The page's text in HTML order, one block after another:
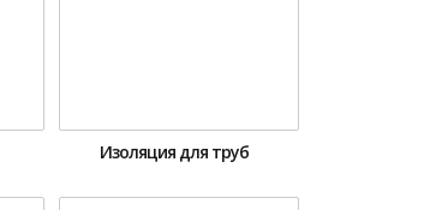
Изоляция для труб